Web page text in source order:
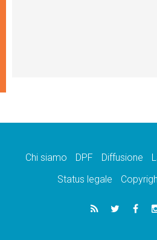
Chi siamo DPF Diffusione
Status legale